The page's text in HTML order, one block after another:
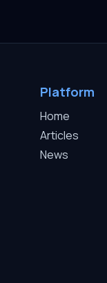
Platform
Home
Articles
News